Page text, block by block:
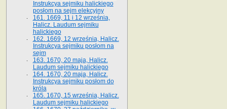
Instrukcya sejmiku halickiego
posłom na sejm elekcyjny
161. 1669, 11 i 12 września,
Halicz. Laudum sejmiku
halickiego
162. 1669, 12 września, Halicz.
Instrukcya sejmiku posłom na
sejm
163. 1670, 20 maja, Halicz.
Laudum sejmiku halickiego
164. 1670, 20 maja, Halicz.
Instrukcya sejmiku posłom do
króla
165. 1670, 15 września, Halicz.
Laudum sejmiku halickiego